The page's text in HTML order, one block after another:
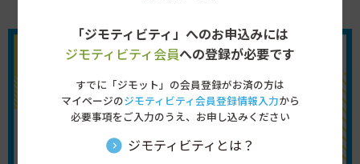
「ジモティビティ」へのお申込みには
ジモティビティ会員への登録が必要です
すでに「ジモット」の会員登録がお済の方は
マイページのジモティビティ会員登録情報入力から
必要事項をご入力のうえ、お申し込みください
ジモティビティとは？